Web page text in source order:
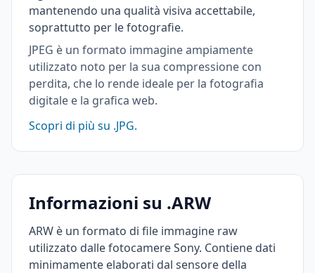
mantenendo una qualità visiva accettabile,
soprattutto per le fotografie.
JPEG è un formato immagine ampiamente
utilizzato noto per la sua compressione con
perdita, che lo rende ideale per la fotografia
digitale e la grafica web.
Scopri di più su .JPG.
Informazioni su .ARW
ARW è un formato di file immagine raw
utilizzato dalle fotocamere Sony. Contiene dati
minimamente elaborati dal sensore della